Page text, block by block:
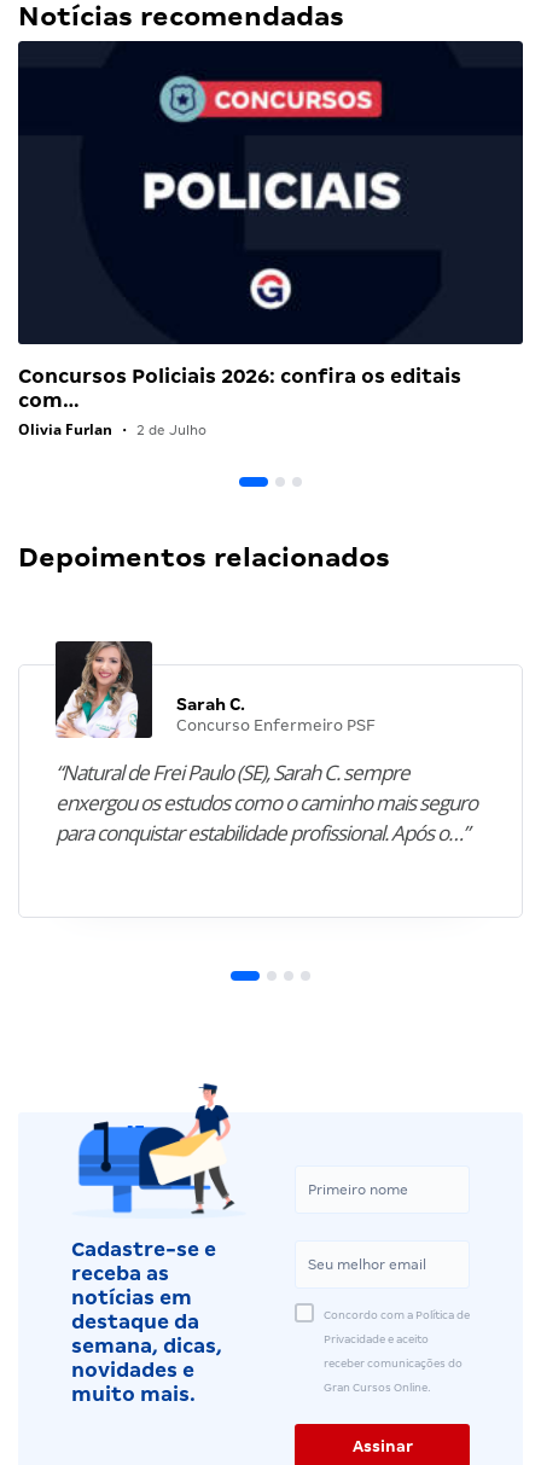
Notícias recomendadas
Concursos Policiais 2026: confira os editais
com…
Olivia Furlan • 2 de Julho
Depoimentos relacionados
Sarah C.
Concurso Enfermeiro PSF
“Natural de Frei Paulo (SE), Sarah C. sempre
enxergou os estudos como o caminho mais seguro
para conquistar estabilidade profissional. Após o…”
Cadastre-se e
receba as
notícias em
destaque da
semana, dicas,
novidades e
muito mais.
Concordo com a Política de
Privacidade e aceito
receber comunicações do
Gran Cursos Online.